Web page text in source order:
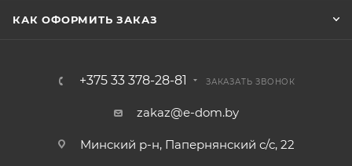
КАК ОФОРМИТЬ ЗАКАЗ
+375 33 378-28-81 ЗАКАЗАТЬ ЗВОНОК
zakaz@e-dom.by
Минский р-н, Папернянский с/с, 22